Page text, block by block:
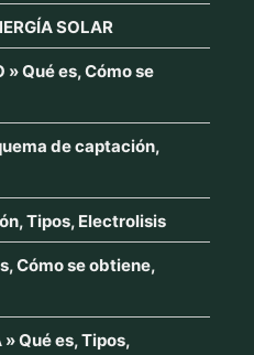
SOLAR
» Qué es, Cómo se
de captación,
Tipos, Electrolisis
Cómo se obtiene,
» Qué es, Tipos,